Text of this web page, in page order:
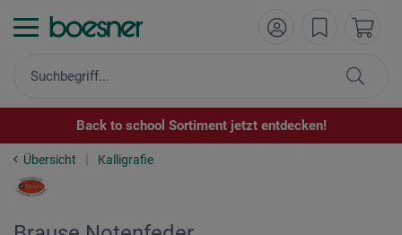
Back to school Sortiment jetzt entdecken!
Übersicht Kalligrafie